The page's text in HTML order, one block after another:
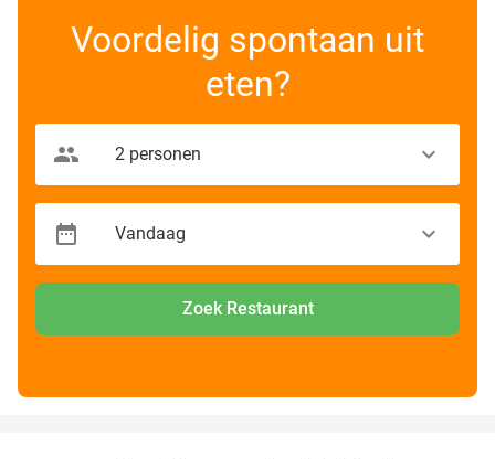
Voordelig spontaan uit
eten?
Zoek Restaurant